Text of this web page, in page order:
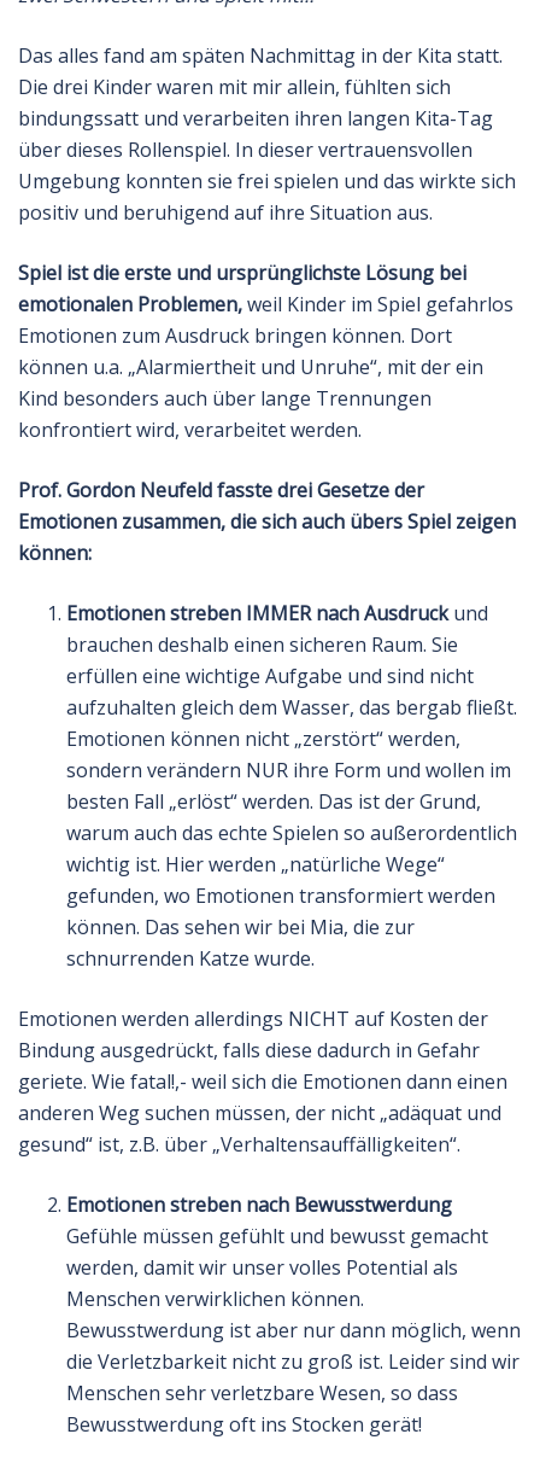
Das alles fand am späten Nachmittag in der Kita statt.
Die drei Kinder waren mit mir allein, fühlten sich
bindungssatt und verarbeiten ihren langen Kita-Tag
über dieses Rollenspiel. In dieser vertrauensvollen
Umgebung konnten sie frei spielen und das wirkte sich
positiv und beruhigend auf ihre Situation aus.
Spiel ist die erste und ursprünglichste Lösung bei
emotionalen Problemen,weil Kinder im Spiel gefahrlos
Emotionen zum Ausdruck bringen können. Dort
können u.a. „Alarmiertheit und Unruhe“, mit der ein
Kind besonders auch über lange Trennungen
konfrontiert wird, verarbeitet werden.
Prof. Gordon Neufeld fasste drei Gesetze der
Emotionen zusammen, die sich auch übers Spiel zeigen
können:
Emotionen streben IMMER nach Ausdruckund
brauchen deshalb einen sicheren Raum. Sie
erfüllen eine wichtige Aufgabe und sind nicht
aufzuhalten gleich dem Wasser, das bergab fließt.
Emotionen können nicht „zerstört“ werden,
sondern verändern NUR ihre Form und wollen im
besten Fall „erlöst“ werden. Das ist der Grund,
warum auch das echte Spielen so außerordentlich
wichtig ist. Hier werden „natürliche Wege“
gefunden, wo Emotionen transformiert werden
können. Das sehen wir bei Mia, die zur
schnurrenden Katze wurde.
Emotionen werden allerdings NICHT auf Kosten der
Bindung ausgedrückt, falls diese dadurch in Gefahr
geriete. Wie fatal!,- weil sich die Emotionen dann einen
anderen Weg suchen müssen, der nicht „adäquat und
gesund“ ist, z.B. über „Verhaltensauffälligkeiten“.
Emotionen streben nach Bewusstwerdung
Gefühle müssen gefühlt und bewusst gemacht
werden, damit wir unser volles Potential als
Menschen verwirklichen können.
Bewusstwerdung ist aber nur dann möglich, wenn
die Verletzbarkeit nicht zu groß ist. Leider sind wir
Menschen sehr verletzbare Wesen, so dass
Bewusstwerdung oft ins Stocken gerät!